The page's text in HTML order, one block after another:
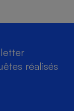
réalisés